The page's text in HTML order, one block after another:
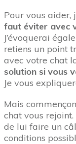
Pour vous aider,
faut éviter avec
J’évoquerai
retiens un point
avec votre chat
solution si vous
Je vous
Mais
chat vous rejoint.
de lui faire un
conditions